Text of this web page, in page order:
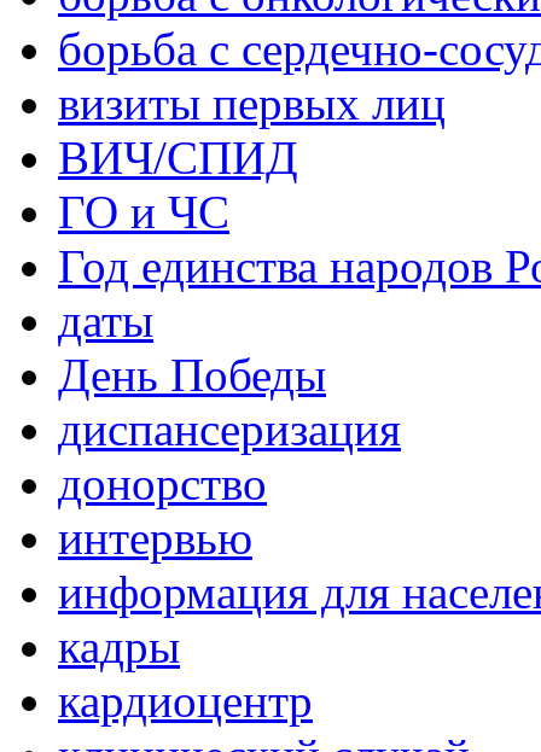
борьба с сердечно-
визиты первых лиц
ВИЧ/СПИД
ГО и ЧС
Год единства народов
даты
День Победы
диспансеризация
донорство
интервью
информация для
кадры
кардиоцентр